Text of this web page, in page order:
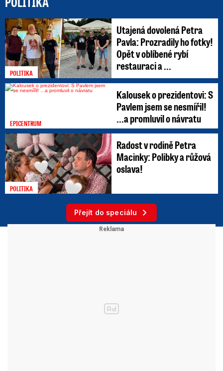
POLITIKA
Utajená dovolená Petra
Pavla: Prozradily ho fotky!
Opět v oblíbené rybí
restauraci a ...
EPICENTRUM
Kalousek o prezidentovi: S
Pavlem jsem se nesmířil!
...a promluvil o návratu
POLITIKA
Radost v rodině Petra
Macinky: Polibky a růžová
oslava!
Přejít do speciálu